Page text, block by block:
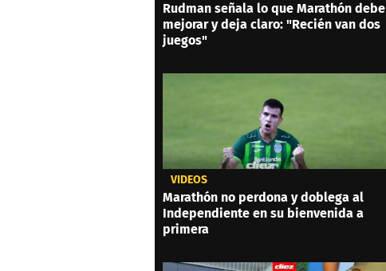
Rudman señala lo que Marathón debe
mejorar y deja claro: "Recién van dos
juegos"
VIDEOS
Marathón no perdona y doblega al
Independiente en su bienvenida a
primera